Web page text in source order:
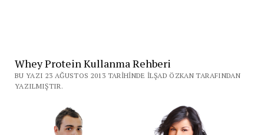
Whey Protein Kullanma Rehberi
BU YAZI 23 AĞUSTOS 2013 TARIHINDE İLŞAD ÖZKAN TARAFINDAN
YAZILMIŞTIR.